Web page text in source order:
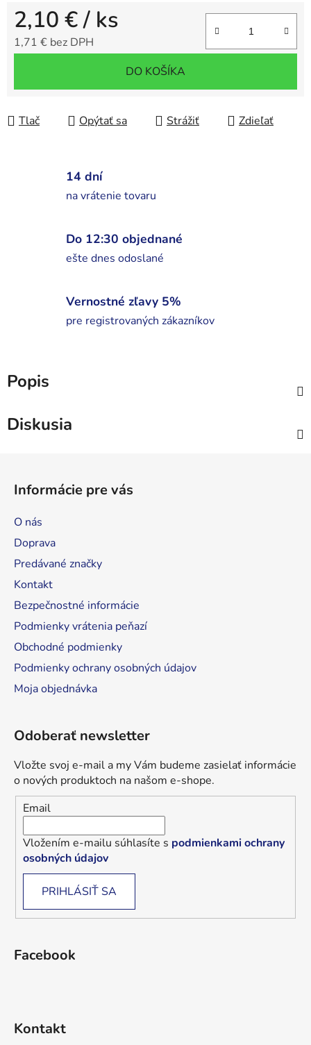
2,10 €/ ks
1,71 € bez DPH
DO KOŠÍKA
Tlač Opýtať sa Strážiť Zdieľať
14 dní
na vrátenie tovaru
Do 12:30 objednané
ešte dnes odoslané
Vernostné zľavy 5%
pre registrovaných zákazníkov
Popis
Diskusia
Informácie pre vás
O nás
Doprava
Predávané značky
Kontakt
Bezpečnostné informácie
Podmienky vrátenia peňazí
Obchodné podmienky
Podmienky ochrany osobných údajov
Moja objednávka
Odoberať newsletter
Vložte svoj e-mail a my Vám budeme zasielať informácie
o nových produktoch na našom e-shope.
Email
Vložením e-mailu súhlasíte s podmienkami ochrany
osobných údajov
PRIHLÁSIŤ SA
Facebook
Kontakt